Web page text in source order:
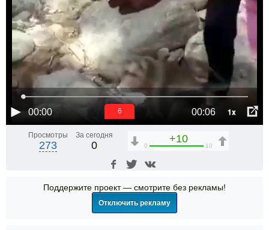
00:00 00:06 1x
6
Просмотры
273
За сегодня
0
+10
0 10
Поддержите проект — смотрите без рекламы!
Отключить рекламу